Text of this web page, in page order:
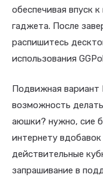
обеспечивая впуск
гаджета. После
распишитесь
использования
Подвижная
возможность
аюшки? нужно, сие
интернету
действительные
запрашивание в